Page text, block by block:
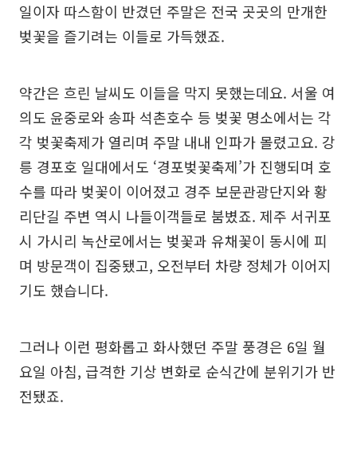
일이자 따스함이 반겼던 주말은 전국 곳곳의 만개한
벚꽃을 즐기려는 이들로 가득했죠.
약간은 흐린 날씨도 이들을 막지 못했는데요. 서울 여
의도 윤중로와 송파 석촌호수 등 벚꽃 명소에서는 각
각 벚꽃축제가 열리며 주말 내내 인파가 몰렸고요. 강
릉 경포호 일대에서도 ‘경포벚꽃축제’가 진행되며 호
수를 따라 벚꽃이 이어졌고 경주 보문관광단지와 황
리단길 주변 역시 나들이객들로 붐볐죠. 제주 서귀포
시 가시리 녹산로에서는 벚꽃과 유채꽃이 동시에 피
며 방문객이 집중됐고, 오전부터 차량 정체가 이어지
기도 했습니다.
그러나 이런 평화롭고 화사했던 주말 풍경은 6일 월
요일 아침, 급격한 기상 변화로 순식간에 분위기가 반
전됐죠.